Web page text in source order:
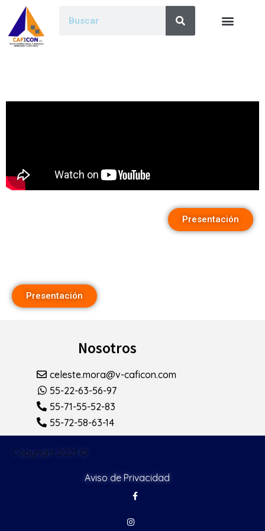
Presentación
Presentación
Nosotros
celeste.mora@v-caficon.com
55-22-63-56-97
55-71-55-52-83
55-72-58-63-14
Copyright 2021 ©
Aviso de Privacidad